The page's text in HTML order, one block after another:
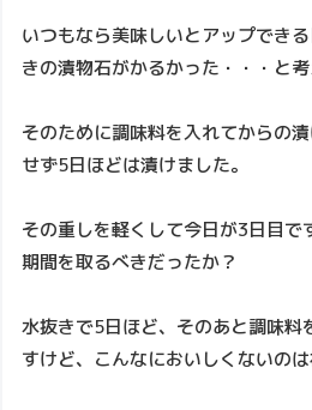
いつもなら美味しいとアップでき
きの漬物石がかるかった・・・と考
そのために調味料を入れてからの
せず5日ほどは漬けました。
その重しを軽くして今日が3日目で
期間を取るべきだったか？
水抜きで5日ほど、そのあと調味料
すけど、こんなにおいしくないのは